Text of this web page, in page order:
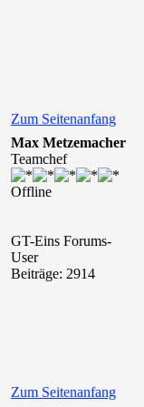
Zum Seitenanfang
Max Metzemacher
Teamchef
Offline
GT-Eins Forums-
User
Beiträge: 2914
Zum Seitenanfang